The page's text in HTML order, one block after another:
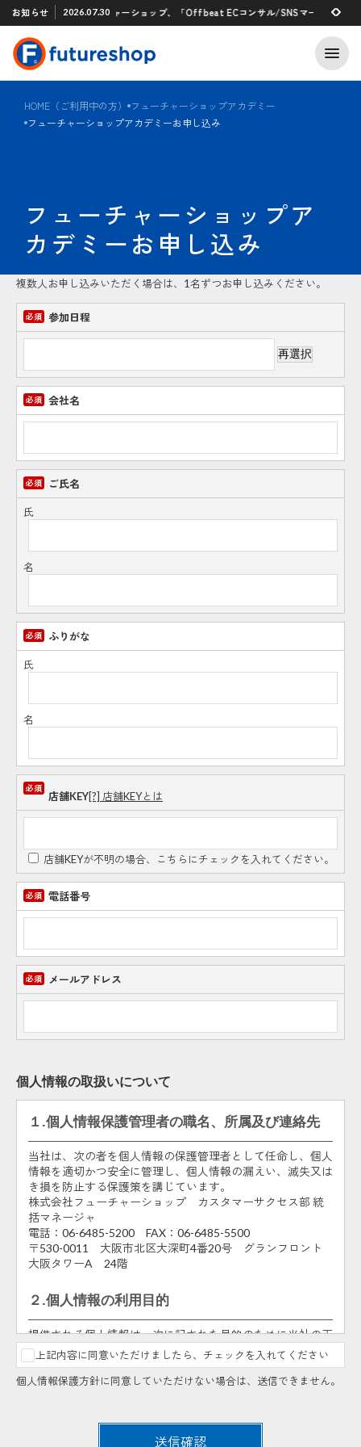
お知らせ
アプリ 「STAFF START」とのタグ連携を開始
2026.07.30
フューチャーショップ、「Offbeat ECコンサル/SNSマーケティング
2026.07.29
HOME（ご利用中の方）
フューチャーショップアカデミー
フューチャーショップアカデミーお申し込み
フューチャーショップア
カデミーお申し込み
複数人お申し込みいただく場合は、1名ずつお申し込みください。
参加日程
会社名
ご氏名
氏
名
ふりがな
氏
名
店舗KEY[?] 店舗KEYとは
店舗KEYが不明の場合、こちらにチェックを入れてください。
電話番号
メールアドレス
個人情報の取扱いについて
１.個人情報保護管理者の職名、所属及び連絡先
当社は、次の者を個人情報の保護管理者として任命し、個人
情報を適切かつ安全に管理し、個人情報の漏えい、滅失又は
き損を防止する保護策を講じています。
株式会社フューチャーショップ カスタマーサクセス部 統
括マネージャ
電話：06-6485-5200 FAX：06-6485-5500
〒530-0011 大阪市北区大深町4番20号 グランフロント
大阪タワーA 24階
２.個人情報の利用目的
提供される個人情報は、次に記された目的のために当社の正
当な事業範囲内で利用いたします。
申込まれた方の人数把握及び説明会・勉強会・アカデミ
ー・セミナー受付での御本人様の確認のため。
ー・セミナーの中止、満席・キャンセル情報のご連絡の
上記内容に同意いただけましたら、チェックを入れてください
個人情報保護方針に同意していただけない場合は、送信できません。
送信確認